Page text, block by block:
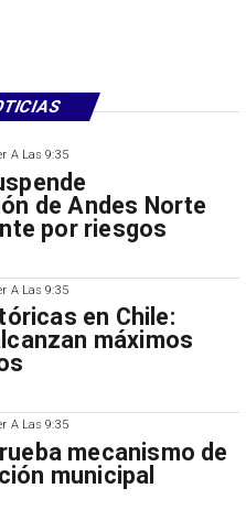
A Las 9:35
de Andes Norte
por riesgos
A Las 9:35
en Chile:
máximos
A Las 9:35
mecanismo de
municipal